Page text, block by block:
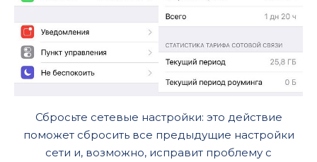
Сбросьте сетевые настройки: это действие
поможет сбросить все предыдущие настройки
сети и, возможно, исправит проблему с